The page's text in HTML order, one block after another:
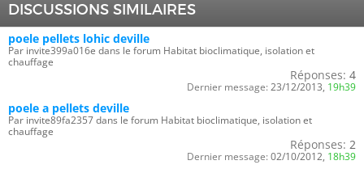
DISCUSSIONS SIMILAIRES
poele pellets lohic deville
Par invite399a016e dans le forum Habitat bioclimatique, isolation et
chauffage
Réponses: 4
Dernier message: 23/12/2013, 19h39
poele a pellets deville
Par invite89fa2357 dans le forum Habitat bioclimatique, isolation et
chauffage
Réponses: 2
Dernier message: 02/10/2012, 18h39